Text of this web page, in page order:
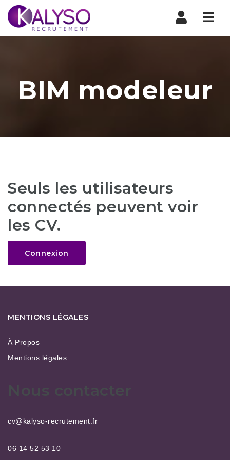
BIM modeleur
Seuls les utilisateurs
connectés peuvent voir
les CV.
Connexion
MENTIONS LÉGALES
À Propos
Mentions légales
Nous contacter
cv@kalyso-recrutement.fr
06 14 52 53 10